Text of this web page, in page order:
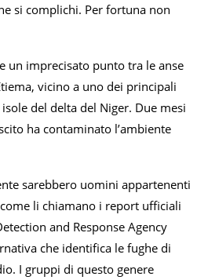
si complichi. Per fortuna non
un imprecisato punto tra le anse
vicino a uno dei principali
del delta del Niger. Due mesi
ha contaminato l’ambiente
sarebbero uomini appartenenti
li chiamano i report ufficiali
and Response Agency
che identifica le fughe di
I gruppi di questo genere